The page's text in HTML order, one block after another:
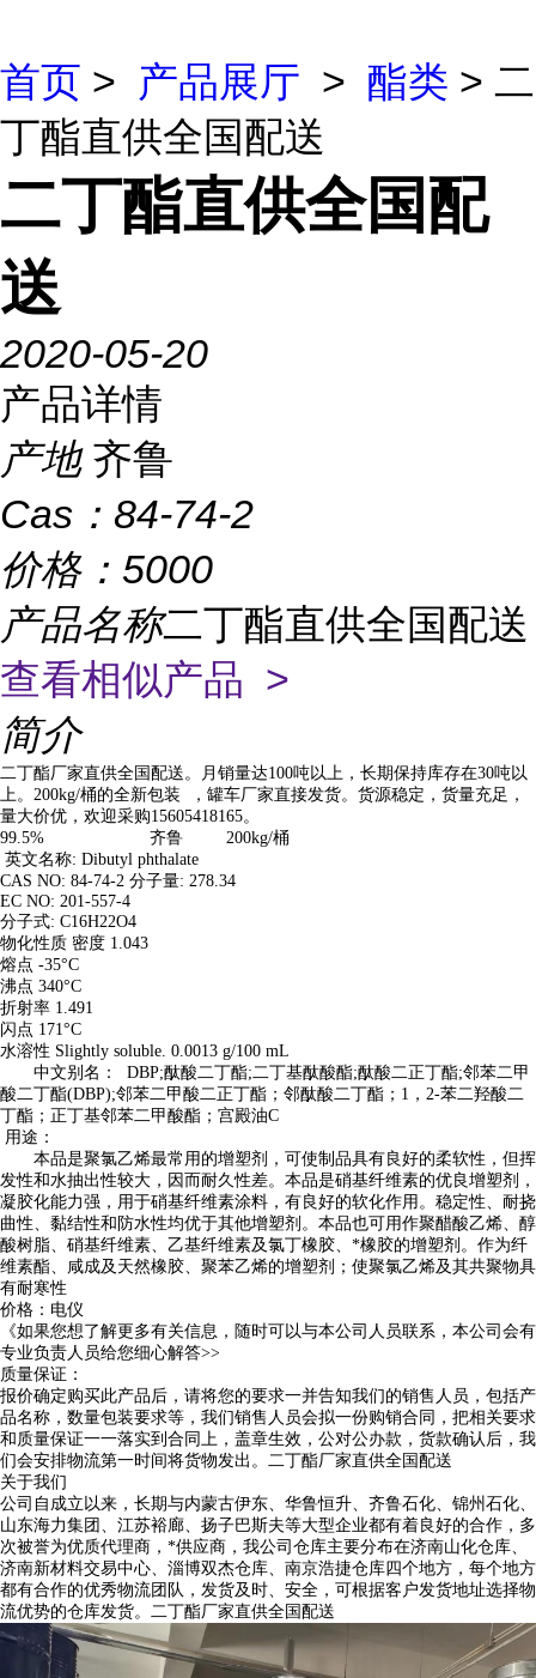
首页 > 产品展厅 > 酯类 > 二
丁酯直供全国配送
二丁酯直供全国配
送
2020-05-20
产品详情
产地 齐鲁
Cas： 84-74-2
价格： 5000
产品名称二丁酯直供全国配送
查看相似产品 >
简介
二丁酯厂家直供全国配送。月销量达100吨以上，长期保持库存在30吨以
上。200kg/桶的全新包装 ，罐车厂家直接发货。货源稳定，货量充足，
量大价优，欢迎采购15605418165。
99.5% 齐鲁 200kg/桶
英文名称: Dibutyl phthalate
CAS NO: 84-74-2 分子量: 278.34
EC NO: 201-557-4
分子式: C16H22O4
物化性质 密度 1.043
熔点 -35°C
沸点 340°C
折射率 1.491
闪点 171°C
水溶性 Slightly soluble. 0.0013 g/100 mL
中文别名： DBP;酞酸二丁酯;二丁基酞酸酯;酞酸二正丁酯;邻苯二甲
酸二丁酯(DBP);邻苯二甲酸二正丁酯；邻酞酸二丁酯；1，2-苯二羟酸二
丁酯；正丁基邻苯二甲酸酯；宫殿油C
用途：
本品是聚氯乙烯最常用的增塑剂，可使制品具有良好的柔软性，但挥
发性和水抽出性较大，因而耐久性差。本品是硝基纤维素的优良增塑剂，
凝胶化能力强，用于硝基纤维素涂料，有良好的软化作用。稳定性、耐挠
曲性、黏结性和防水性均优于其他增塑剂。本品也可用作聚醋酸乙烯、醇
酸树脂、硝基纤维素、乙基纤维素及氯丁橡胶、*橡胶的增塑剂。作为纤
维素酯、咸成及天然橡胶、聚苯乙烯的增塑剂；使聚氯乙烯及其共聚物具
有耐寒性
价格：电仪
《如果您想了解更多有关信息，随时可以与本公司人员联系，本公司会有
专业负责人员给您细心解答>>
质量保证：
报价确定购买此产品后，请将您的要求一并告知我们的销售人员，包括产
品名称，数量包装要求等，我们销售人员会拟一份购销合同，把相关要求
和质量保证一一落实到合同上，盖章生效，公对公办款，货款确认后，我
们会安排物流第一时间将货物发出。二丁酯厂家直供全国配送
关于我们
公司自成立以来，长期与内蒙古伊东、华鲁恒升、齐鲁石化、锦州石化、
山东海力集团、江苏裕廊、扬子巴斯夫等大型企业都有着良好的合作，多
次被誉为优质代理商，*供应商，我公司仓库主要分布在济南山化仓库、
济南新材料交易中心、淄博双杰仓库、南京浩捷仓库四个地方，每个地方
都有合作的优秀物流团队，发货及时、安全，可根据客户发货地址选择物
流优势的仓库发货。二丁酯厂家直供全国配送